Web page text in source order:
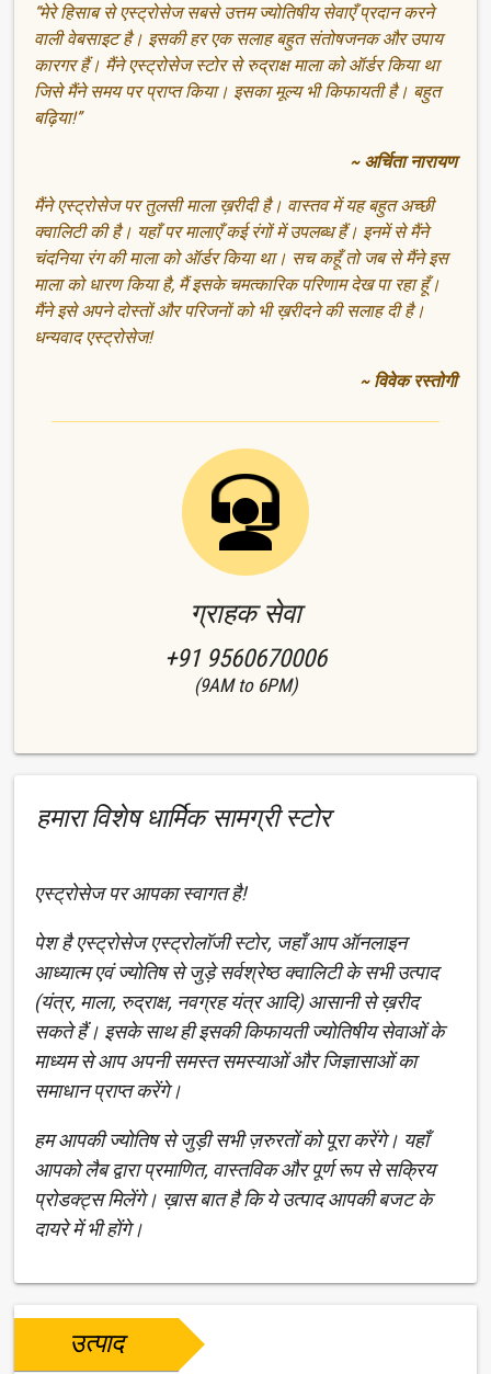
“मेरे हिसाब से एस्ट्रोसेज सबसे उत्तम ज्योतिषीय सेवाएँ प्रदान करने
वाली वेबसाइट है। इसकी हर एक सलाह बहुत संतोषजनक और उपाय
कारगर हैं। मैंने एस्ट्रोसेज स्टोर से रुद्राक्ष माला को ऑर्डर किया था
जिसे मैंने समय पर प्राप्त किया। इसका मूल्य भी किफायती है। बहुत
बढ़िया!”
~ अर्चिता नारायण
मैंने एस्ट्रोसेज पर तुलसी माला ख़रीदी है। वास्तव में यह बहुत अच्छी
क्वालिटी की है। यहाँ पर मालाएँ कई रंगों में उपलब्ध हैं। इनमें से मैंने
चंदनिया रंग की माला को ऑर्डर किया था। सच कहूँ तो जब से मैंने इस
माला को धारण किया है, मैं इसके चमत्कारिक परिणाम देख पा रहा हूँ।
मैंने इसे अपने दोस्तों और परिजनों को भी ख़रीदने की सलाह दी है।
धन्यवाद एस्ट्रोसेज!
~ विवेक रस्तोगी
ग्राहक सेवा
+91 9560670006
(9AM to 6PM)
हमारा विशेष धार्मिक सामग्री स्टोर
एस्ट्रोसेज पर आपका स्वागत है!
पेश है एस्ट्रोसेज एस्ट्रोलॉजी स्टोर, जहाँ आप ऑनलाइन
आध्यात्म एवं ज्योतिष से जुड़े सर्वश्रेष्ठ क्वालिटी के सभी उत्पाद
(यंत्र, माला, रुद्राक्ष, नवग्रह यंत्र आदि) आसानी से ख़रीद
सकते हैं। इसके साथ ही इसकी किफायती ज्योतिषीय सेवाओं के
माध्यम से आप अपनी समस्त समस्याओं और जिज्ञासाओं का
समाधान प्राप्त करेंगे।
हम आपकी ज्योतिष से जुड़ी सभी ज़रुरतों को पूरा करेंगे। यहाँ
आपको लैब द्वारा प्रमाणित, वास्तविक और पूर्ण रूप से सक्रिय
प्रोडक्ट्स मिलेंगे। ख़ास बात है कि ये उत्पाद आपकी बजट के
दायरे में भी होंगे।
उत्पाद